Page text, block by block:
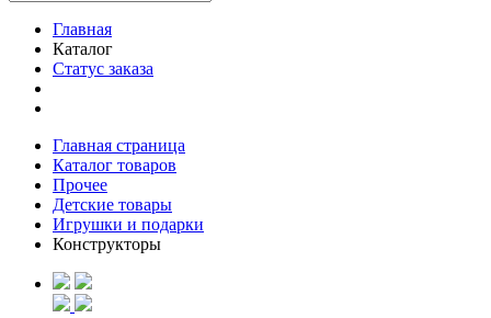
Главная
Каталог
Статус заказа
Главная страница
Каталог товаров
Прочее
Детские товары
Игрушки и подарки
Конструкторы